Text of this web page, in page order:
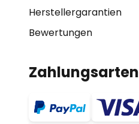
Herstellergarantien
Bewertungen
Zahlungsarten